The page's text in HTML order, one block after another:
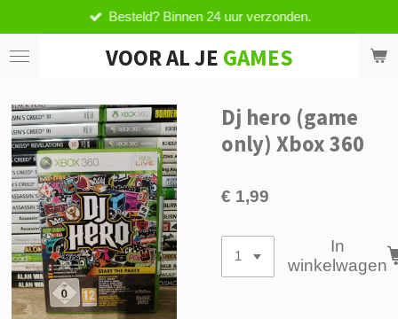
direct
naar
VOOR AL JE GAMES
Besteld? Binnen 24 uur verzonden.
Dj hero (game
only) Xbox 360
€ 1,99
In
winkelwagen